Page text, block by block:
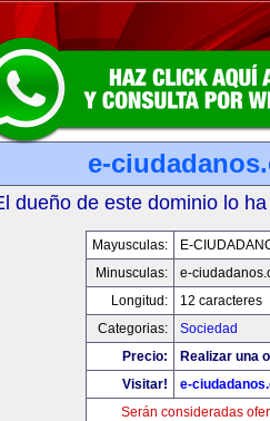
e-
dueño de este dominio lo
Mayusculas:
E-
Minusculas:
e-
Longitud:
12 caracteres
Categorias:
Sociedad
Precio:
Realizar una
Visitar!
e-
Serán consideradas